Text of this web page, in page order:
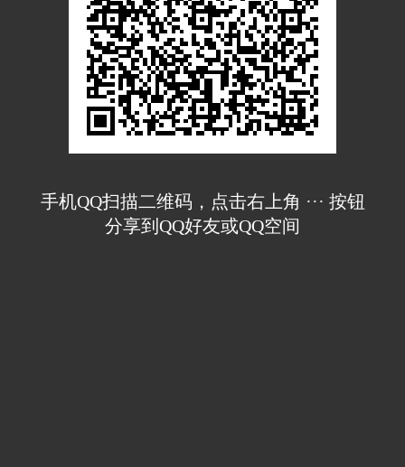
手机QQ扫描二维码，点击右上角 ··· 按钮
分享到QQ好友或QQ空间